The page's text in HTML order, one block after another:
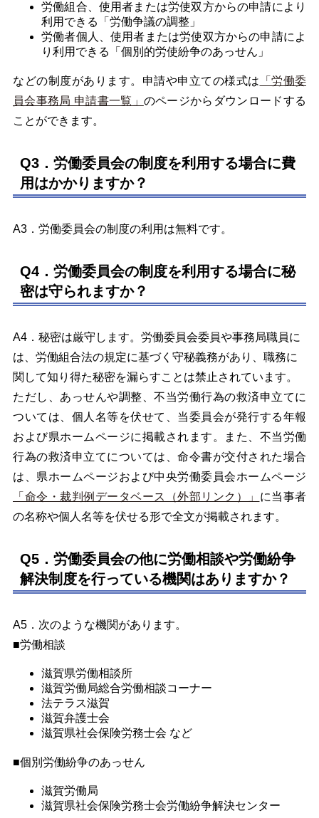
労働組合、使用者または労使双方からの申請により
利用できる「労働争議の調整」
労働者個人、使用者または労使双方からの申請によ
り利用できる「個別的労使紛争のあっせん」
などの制度があります。申請や申立ての様式は 「労働委
員会事務局 申請書一覧」 のページからダウンロードする
ことができます。
Q3．労働委員会の制度を利用する場合に費
用はかかりますか？
A3．労働委員会の制度の利用は無料です。
Q4．労働委員会の制度を利用する場合に秘
密は守られますか？
A4．秘密は厳守します。労働委員会委員や事務局職員に
は、労働組合法の規定に基づく守秘義務があり、職務に
関して知り得た秘密を漏らすことは禁止されています。
ただし、あっせんや調整、不当労働行為の救済申立てに
ついては、個人名等を伏せて、当委員会が発行する年報
および県ホームページに掲載されます。また、不当労働
行為の救済申立てについては、命令書が交付された場合
は、県ホームページおよび中央労働委員会ホームページ
「命令・裁判例データベース（外部リンク）」 に当事者
の名称や個人名等を伏せる形で全文が掲載されます。
Q5．労働委員会の他に労働相談や労働紛争
解決制度を行っている機関はありますか？
A5．次のような機関があります。
■労働相談
滋賀県労働相談所
滋賀労働局総合労働相談コーナー
法テラス滋賀
滋賀弁護士会
滋賀県社会保険労務士会 など
■個別労働紛争のあっせん
滋賀労働局
滋賀県社会保険労務士会労働紛争解決センター